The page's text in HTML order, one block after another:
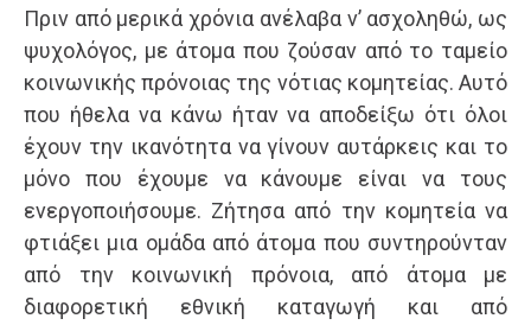
Πριν από μερικά χρόνια ανέλαβα ν’ ασχοληθώ, ως
ψυχολό­γος, με άτομα που ζούσαν από το ταμείο
κοινωνικής πρόνοιας της νότιας κομητείας. Αυτό
που ήθελα να κάνω ήταν να αποδεί­ξω ότι όλοι
έχουν την ικανότητα να γίνουν αυτάρκεις και το
μόνο που έχουμε να κάνουμε είναι να τους
ενεργοποιήσουμε. Ζήτησα από την κομητεία να
φτιάξει μια ομάδα από άτομα που συντηρούνταν
από την κοινωνική πρόνοια, από άτομα με
διαφορετική εθνική καταγωγή και από